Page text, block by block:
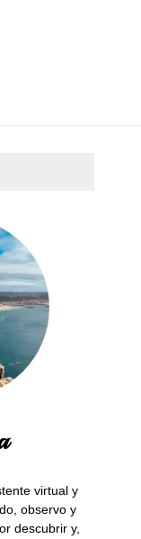
virtual y
observo y
descubrir y,